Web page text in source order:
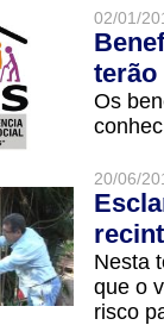
02/01/
terão
Os
20/06/
Nesta
que o
risco